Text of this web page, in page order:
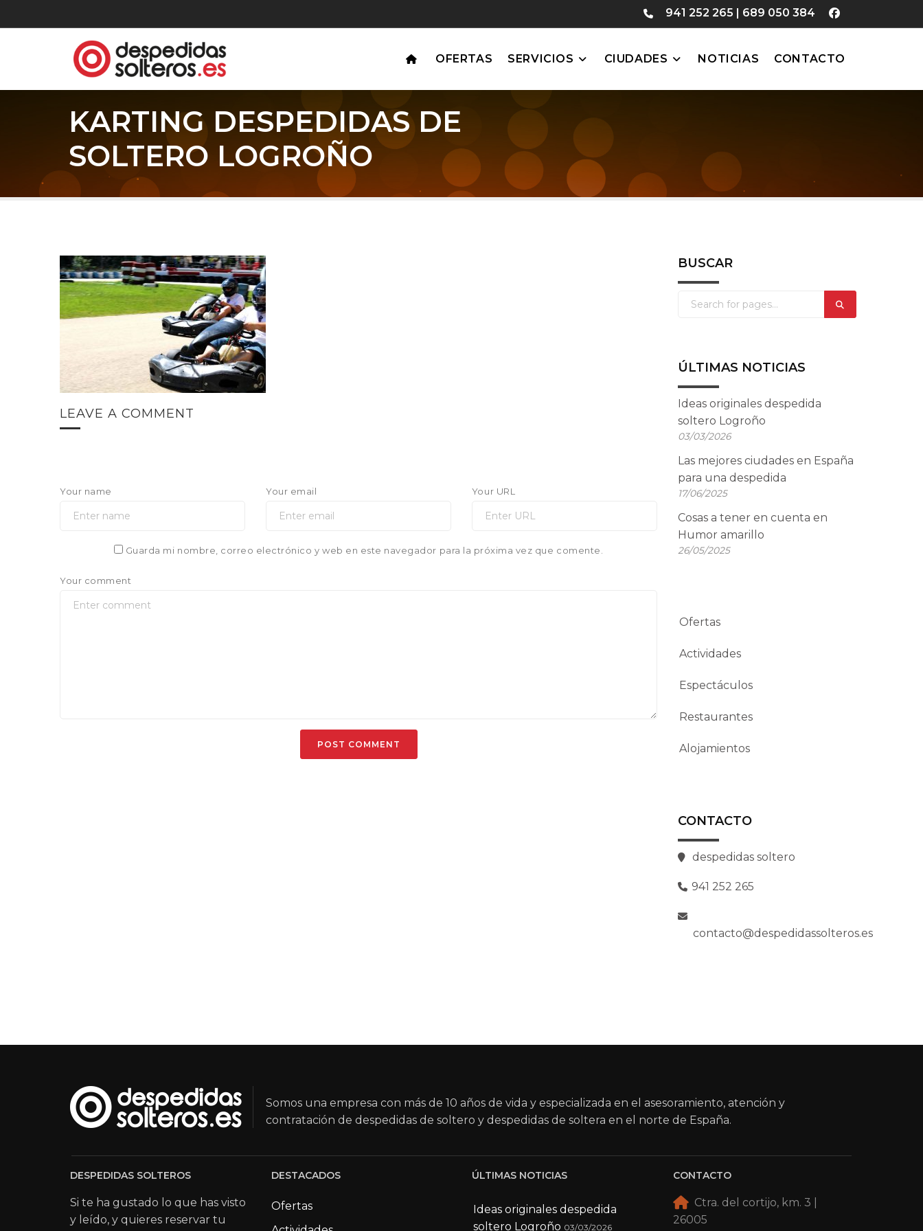
941 252 265 | 689 050 384
OFERTAS SERVICIOS CIUDADES NOTICIAS CONTACTO
KARTING DESPEDIDAS DE
SOLTERO LOGROÑO
LEAVE A COMMENT
Your name Your email Your URL
Guarda mi nombre, correo electrónico y web en este navegador para la próxima vez que comente.
Your comment
BUSCAR
ÚLTIMAS NOTICIAS
Ideas originales despedida
soltero Logroño
03/03/2026
Las mejores ciudades en España
para una despedida
17/06/2025
Cosas a tener en cuenta en
Humor amarillo
26/05/2025
Ofertas
Actividades
Espectáculos
Restaurantes
Alojamientos
CONTACTO
despedidas soltero
941 252 265
contacto@despedidassolteros.es
Somos una empresa con más de 10 años de vida y especializada en el asesoramiento, atención y
contratación de despedidas de soltero y despedidas de soltera en el norte de España.
DESPEDIDAS SOLTEROS
Si te ha gustado lo que has visto
y leído, y quieres reservar tu
DESTACADOS
Ofertas
ÚLTIMAS NOTICIAS
Ideas originales despedida
soltero Logroño 03/03/2026
CONTACTO
Ctra. del cortijo, km. 3 |
26005